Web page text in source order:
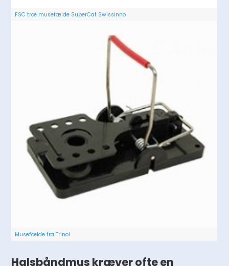
FSC træ musefælde SuperCat Swissinno
Musefælde fra Trinol
Halsbåndmus kræver ofte en